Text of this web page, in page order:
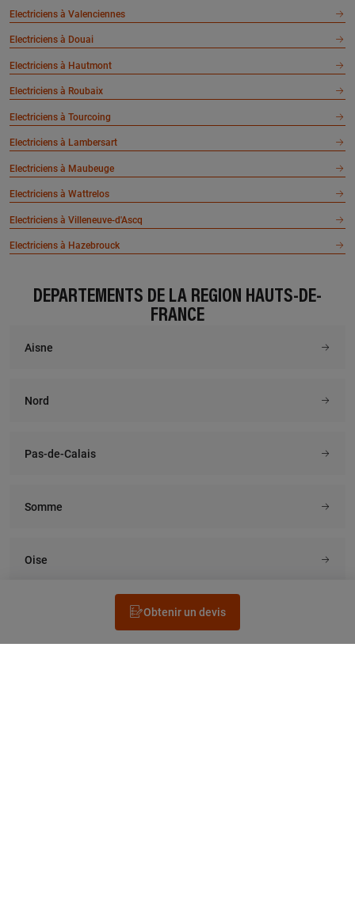
Obtenir un devis
Electriciens à Valenciennes
Electriciens à Douai
Electriciens à Hautmont
Electriciens à Roubaix
Electriciens à Tourcoing
Electriciens à Lambersart
Electriciens à Maubeuge
Electriciens à Wattrelos
Electriciens à Villeneuve-d'Ascq
Electriciens à Hazebrouck
DÉPARTEMENTS DE LA RÉGION HAUTS-DE-
FRANCE
Aisne
Nord
Pas-de-Calais
Somme
Oise